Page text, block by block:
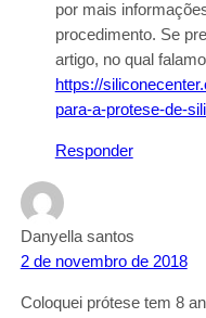
por mais
procedimento. Se
artigo, no qual
https://
para-a-protese-de-
Responder
Danyella santos
2 de novembro de 2018
Coloquei prótese tem 8